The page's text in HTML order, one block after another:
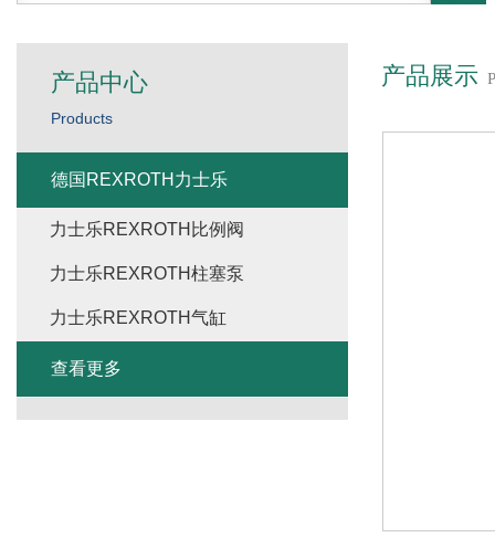
产品展示
产品中心
Products
德国REXROTH力士乐
力士乐REXROTH比例阀
力士乐REXROTH柱塞泵
力士乐REXROTH气缸
查看更多